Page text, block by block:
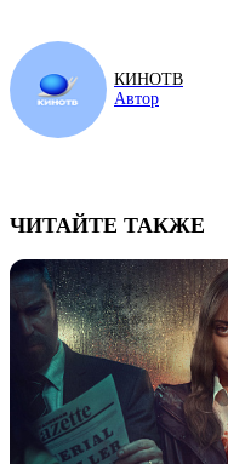
КИНОТВ
Автор
ЧИТАЙТЕ ТАКЖЕ